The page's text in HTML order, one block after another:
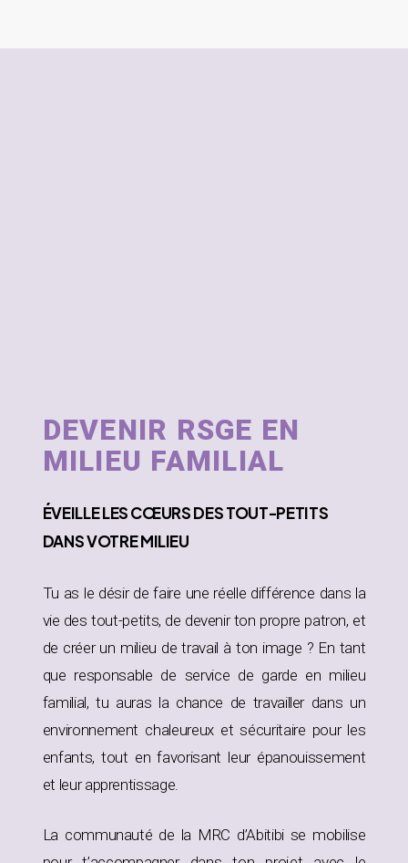
DEVENIR RSGE EN
MILIEU FAMILIAL
ÉVEILLELES CŒURS DES TOUT-PETITS
DANSVOTRE MILIEU
Tu as le désir de faire une réelle différence dans la
vie des tout-petits, de devenir ton propre patron, et
de créer un milieu de travail à ton image ? En tant
que responsable de service de garde en milieu
familial, tu auras la chance de travailler dans un
environnement chaleureux et sécuritaire pour les
enfants, tout en favorisant leur épanouissement
et leur apprentissage.
La communauté de la MRC d’Abitibi se mobilise